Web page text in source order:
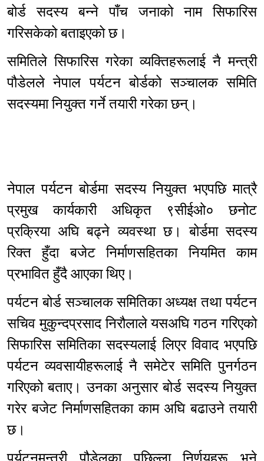
बोर्ड सदस्य बन्ने पाँच जनाको नाम सिफारिस
गरिसकेको बताइएको छ।
समितिले सिफारिस गरेका व्यक्तिहरूलाई नै मन्त्री
पौडेलले नेपाल पर्यटन बोर्डको सञ्चालक समिति
सदस्यमा नियुक्त गर्ने तयारी गरेका छन्।
नेपाल पर्यटन बोर्डमा सदस्य नियुक्त भएपछि मात्रै
प्रमुख कार्यकारी अधिकृत ९सीईओ० छनोट
प्रक्रिया अघि बढ्ने व्यवस्था छ। बोर्डमा सदस्य
रिक्त हुँदा बजेट निर्माणसहितका नियमित काम
प्रभावित हुँदै आएका थिए।
पर्यटन बोर्ड सञ्चालक समितिका अध्यक्ष तथा पर्यटन
सचिव मुकुन्दप्रसाद निरौलाले यसअघि गठन गरिएको
सिफारिस समितिका सदस्यलाई लिएर विवाद भएपछि
पर्यटन व्यवसायीहरूलाई नै समेटेर समिति पुनर्गठन
गरिएको बताए। उनका अनुसार बोर्ड सदस्य नियुक्त
गरेर बजेट निर्माणसहितका काम अघि बढाउने तयारी
छ।